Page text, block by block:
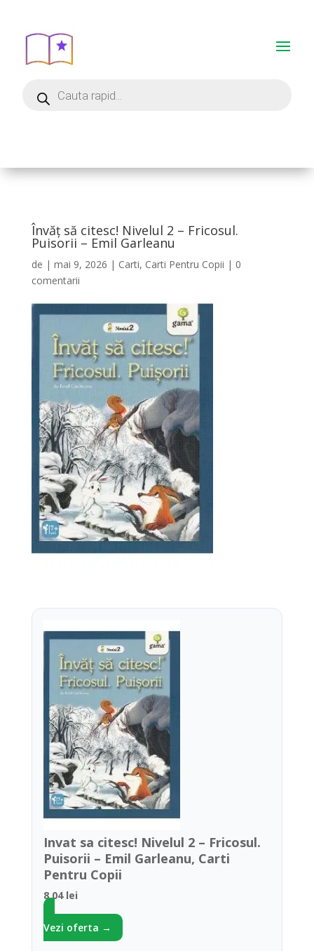
Învăț să citesc! Nivelul 2 – Fricosul.
Puisorii – Emil Garleanu
de | mai 9, 2026 | Carti, Carti Pentru Copii | 0
comentarii
Invat sa citesc! Nivelul 2 – Fricosul.
Puisorii – Emil Garleanu, Carti
Pentru Copii
8.04 lei
Vezi oferta →